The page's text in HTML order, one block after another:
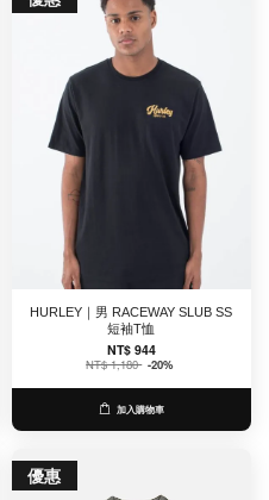
HURLEY｜男 RACEWAY SLUB SS
短袖T恤
NT$ 944
NT$ 1,180 -20%
加入購物車
優惠